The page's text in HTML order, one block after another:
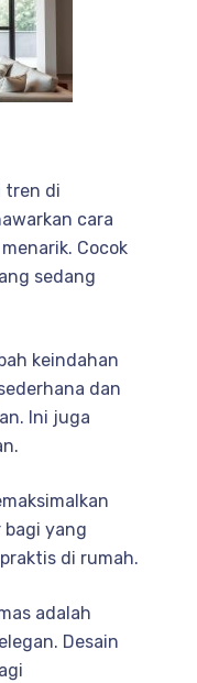
tren di
cara
Cocok
sedang
keindahan
dan
Ini juga
bagi yang
praktis di rumah.
adalah
Desain